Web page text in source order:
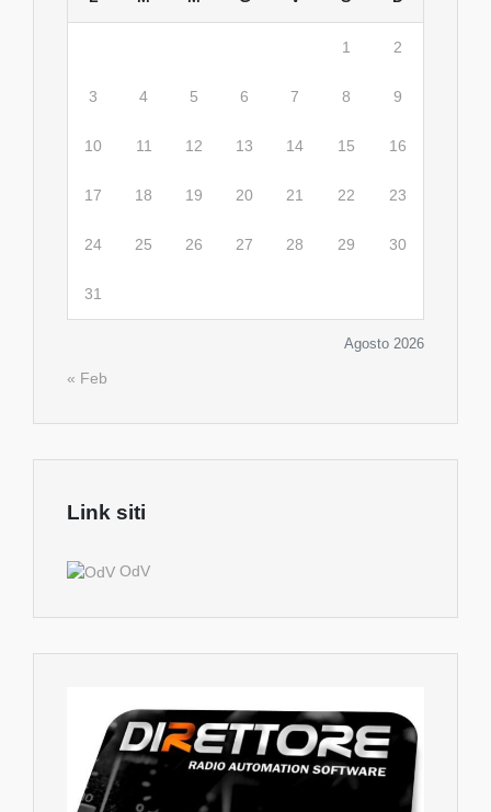
Agosto 2026
1 2
3 4 5 6 7 8 9
10 11 12 13 14 15 16
17 18 19 20 21 22 23
24 25 26 27 28 29 30
31
« Feb
Link siti
OdV